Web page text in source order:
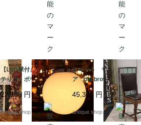
【LED球付き】カフェ
テリア ボウルランプ/
ハンギングランプ
22,198 円
antique shop at's
リベット サイドチェ
ア old brown leather
45,320 円
antique shop at's